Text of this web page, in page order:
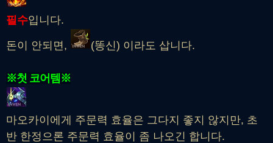
필수입니다.
돈이 안되면, (똥신) 이라도 삽니다.
※첫 코어템※
마오카이에게 주문력 효율은 그다지 좋지 않지만, 초
반 한정으론 주문력 효율이 좀 나오긴 합니다.